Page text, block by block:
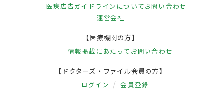
医療広告ガイドラインについてお問い合わせ
運営会社
【医療機関の方】
情報掲載にあたって お問い合わせ
【ドクターズ・ファイル会員の方】
ログイン 会員登録